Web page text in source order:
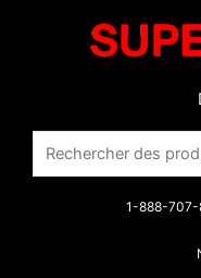
Rechercher :
1-888-